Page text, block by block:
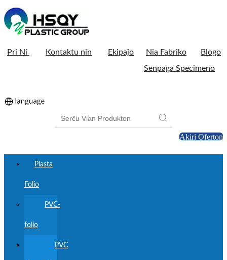
Pri Ni Kontaktu nin Ekipaĵo Nia Fabriko
Blogo
Senpaga Specimeno
Akiri Oferton
Plasta
Folio
PVC-
folio
PVC